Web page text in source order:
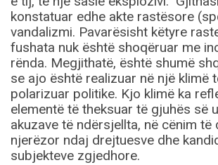
konstatuar edhe akte rastësore
vandalizmi. Pavarësisht këtyre
fushata nuk është shoqëruar me
rënda. Megjithatë, është shumë
se ajo është realizuar në një klimë
polarizuar politike. Kjo klimë ka
elementë të theksuar të gjuhës së
akuzave të ndërsjellta, në cënim të
njerëzor ndaj drejtuesve dhe
subjekteve zgjedhore.